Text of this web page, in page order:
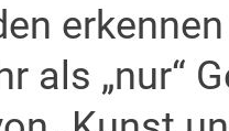
als „nur“